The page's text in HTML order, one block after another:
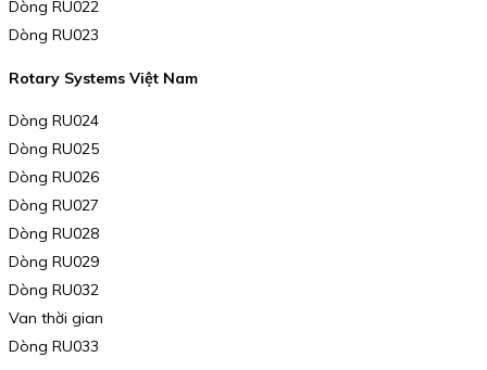
Dòng RU022
Dòng RU023
Rotary Systems Việt Nam
Dòng RU024
Dòng RU025
Dòng RU026
Dòng RU027
Dòng RU028
Dòng RU029
Dòng RU032
Van thời gian
Dòng RU033